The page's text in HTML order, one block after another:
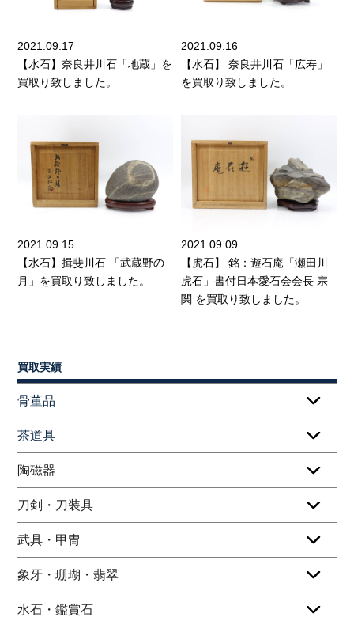
2021.09.17
【水石】奈良井川石「地蔵」を
買取り致しました。
2021.09.16
【水石】 奈良井川石「広寿」
を買取り致しました。
2021.09.15
【水石】揖斐川石 「武蔵野の
月」を買取り致しました。
2021.09.09
【虎石】 銘：遊石庵「瀬田川
虎石」書付日本愛石会会長 宗
関 を買取り致しました。
買取実績
骨董品
茶道具
陶磁器
刀剣・刀装具
武具・甲冑
象牙・珊瑚・翡翠
水石・鑑賞石